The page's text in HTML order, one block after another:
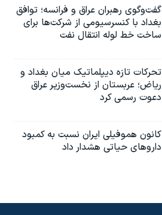
گفت‌وگوی رهبران عراق و فرانسه؛ توافق
بغداد با کنسرسیومی از شرکت‌ها برای
ساخت خط لوله انتقال نفت
تحرکات تازه دیپلماتیک میان بغداد و
ریاض؛ عربستان از نخست‌وزیر عراق
دعوت رسمی کرد
کانون هموفیلی ایران نسبت به کمبود
داروهای حیاتی هشدار داد